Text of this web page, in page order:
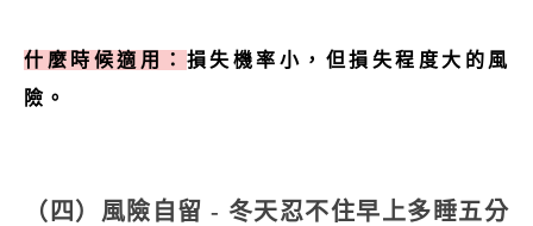
什麼時候適用： 損失機率小，但損失程度大的風
險。
（四）風險自留 - 冬天忍不住早上多睡五分